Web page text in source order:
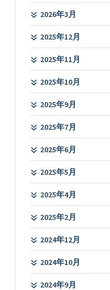
2026年3月
2025年12月
2025年11月
2025年10月
2025年9月
2025年7月
2025年6月
2025年5月
2025年4月
2025年2月
2024年12月
2024年10月
2024年9月